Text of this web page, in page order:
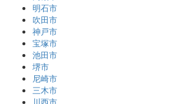
明石市
吹田市
神戸市
宝塚市
池田市
堺市
尼崎市
三木市
川西市